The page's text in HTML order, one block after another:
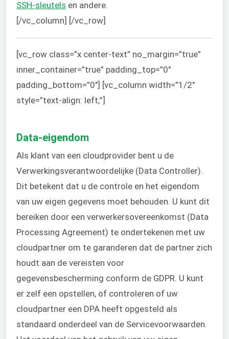
SSH-sleutels en andere.
[/vc_column] [/vc_row]
[vc_row class=”x center-text” no_margin=”true”
inner_container=”true” padding_top=”0″
padding_bottom=”0″] [vc_column width=”1/2″
style=”text-align: left;”]
Data-eigendom
Als klant van een cloudprovider bent u de
Verwerkingsverantwoordelijke (Data Controller).
Dit betekent dat u de controle en het eigendom
van uw eigen gegevens moet behouden. U kunt dit
bereiken door een verwerkersovereenkomst (Data
Processing Agreement) te ondertekenen met uw
cloudpartner om te garanderen dat de partner zich
houdt aan de vereisten voor
gegevensbescherming conform de GDPR. U kunt
er zelf een opstellen, of controleren of uw
cloudpartner een DPA heeft opgesteld als
standaard onderdeel van de Servicevoorwaarden.